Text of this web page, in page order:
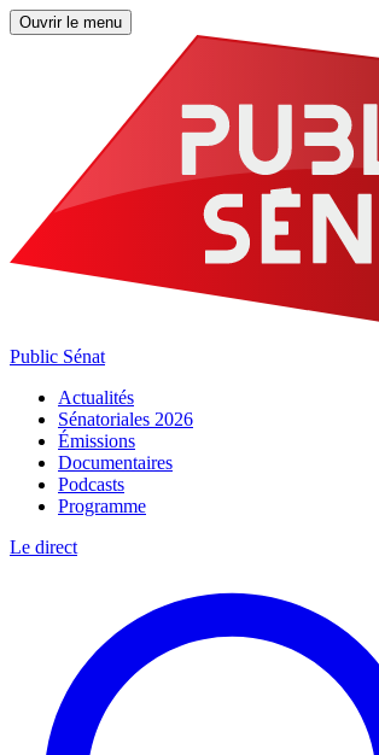
Ouvrir le menu
Public Sénat
Actualités
Sénatoriales 2026
Émissions
Documentaires
Podcasts
Programme
Le direct